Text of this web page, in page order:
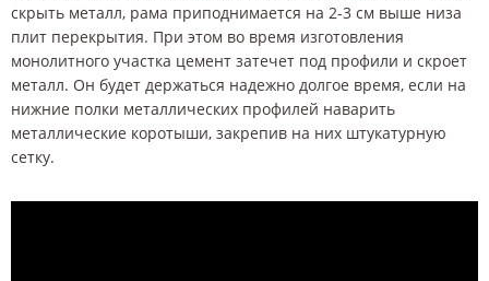
скрыть металл, рама приподнимается на 2-3 см выше низа
плит перекрытия. При этом во время изготовления
монолитного участка цемент затечет под профили и скроет
металл. Он будет держаться надежно долгое время, если на
нижние полки металлических профилей наварить
металлические коротыши, закрепив на них штукатурную
сетку.